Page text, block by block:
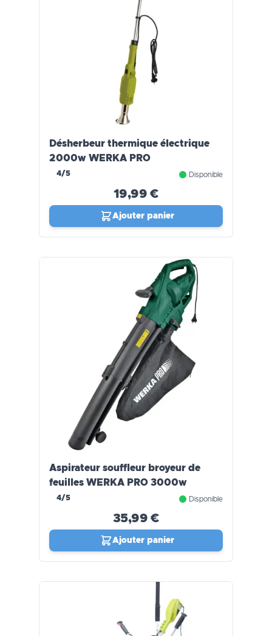
Désherbeur thermique électrique
2000w WERKA PRO
4/5 Disponible
19,99 €
Ajouter panier
Aspirateur souffleur broyeur de
feuilles WERKA PRO 3000w
4/5 Disponible
35,99 €
Ajouter panier